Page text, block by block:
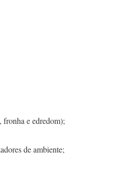
fronha e edredom);
de ambiente;